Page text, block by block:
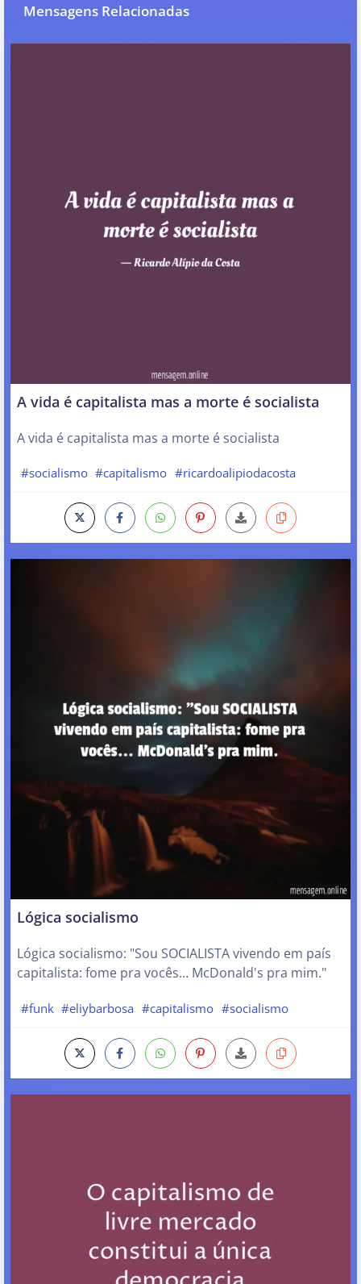
Mensagens Relacionadas
A vida é capitalista mas a morte é socialista
A vida é capitalista mas a morte é socialista
#socialismo #capitalismo #ricardoalipiodacosta
Lógica socialismo
Lógica socialismo: "Sou SOCIALISTA vivendo em país
capitalista: fome pra vocês… McDonald's pra mim."
#funk #eliybarbosa #capitalismo #socialismo